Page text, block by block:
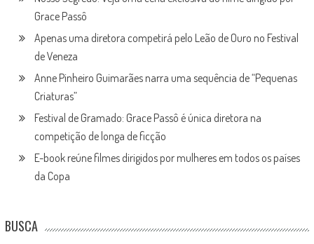
Grace Passô
Apenas uma diretora competirá pelo Leão de Ouro no Festival
de Veneza
Anne Pinheiro Guimarães narra uma sequência de “Pequenas
Criaturas”
Festival de Gramado: Grace Passô é única diretora na
competição de longa de ficção
E-book reúne filmes dirigidos por mulheres em todos os países
da Copa
BUSCA